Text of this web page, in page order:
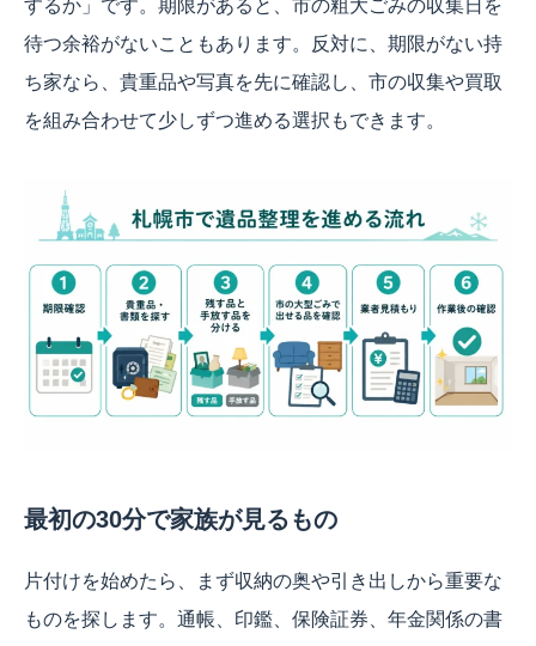
するか」です。期限があると、市の粗大ごみの収集日を
待つ余裕がないこともあります。反対に、期限がない持
ち家なら、貴重品や写真を先に確認し、市の収集や買取
を組み合わせて少しずつ進める選択もできます。
最初の30分で家族が見るもの
片付けを始めたら、まず収納の奥や引き出しから重要な
ものを探します。通帳、印鑑、保険証券、年金関係の書